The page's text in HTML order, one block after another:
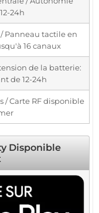
24h
Panneau tactile en
16 canaux
de la batterie:
de 12-24h
Carte RF disponible
Disponible